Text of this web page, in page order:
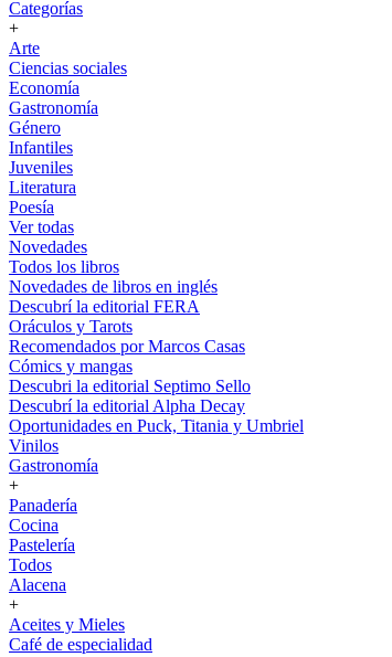
Categorías
+
Arte
Ciencias sociales
Economía
Gastronomía
Género
Infantiles
Juveniles
Literatura
Poesía
Ver todas
Novedades
Todos los libros
Novedades de libros en inglés
Descubrí la editorial FERA
Oráculos y Tarots
Recomendados por Marcos Casas
Cómics y mangas
Descubri la editorial Septimo Sello
Descubrí la editorial Alpha Decay
Oportunidades en Puck, Titania y Umbriel
Vinilos
Gastronomía
+
Panadería
Cocina
Pastelería
Todos
Alacena
+
Aceites y Mieles
Café de especialidad